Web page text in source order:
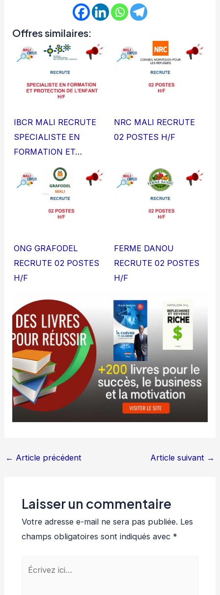
Offres similaires:
IBCR MALI RECRUTE
SPECIALISTE EN
FORMATION ET…
NRC MALI RECRUTE
02 POSTES H/F
ONG GRAFODEL
RECRUTE 02 POSTES
H/F
FERME DANOU
RECRUTE 02 POSTES
H/F
← Article précédent Article suivant →
Laisser un commentaire
Votre adresse e-mail ne sera pas publiée. Les
champs obligatoires sont indiqués avec *
Écrivez